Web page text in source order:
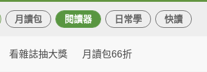
月讀包 閱讀器 日常學 快讀
看雜誌抽大獎 月讀包66折